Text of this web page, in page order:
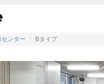
【会議室】天満研修
センター Bタイプ